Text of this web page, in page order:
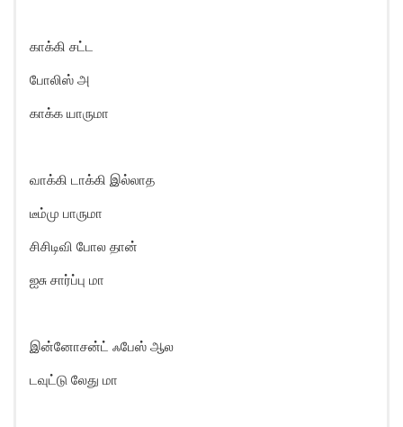
காக்கி சட்ட
போலிஸ் அ
காக்க யாருமா
வாக்கி டாக்கி இல்லாத
டீம்மு பாருமா
சிசிடிவி போல தான்
ஐசு சார்ப்பு மா
இன்னோசன்ட் ஃபேஸ் ஆல
டவுட்டு லேது மா